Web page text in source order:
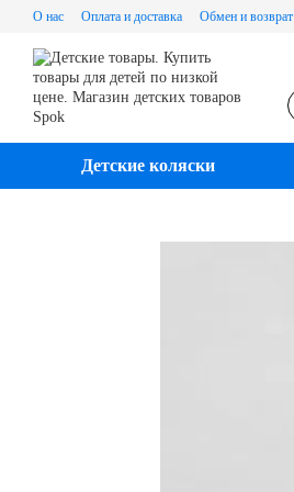
Перейти к основному контенту
О нас Оплата и доставка Обмен и возврат
Детские коляски